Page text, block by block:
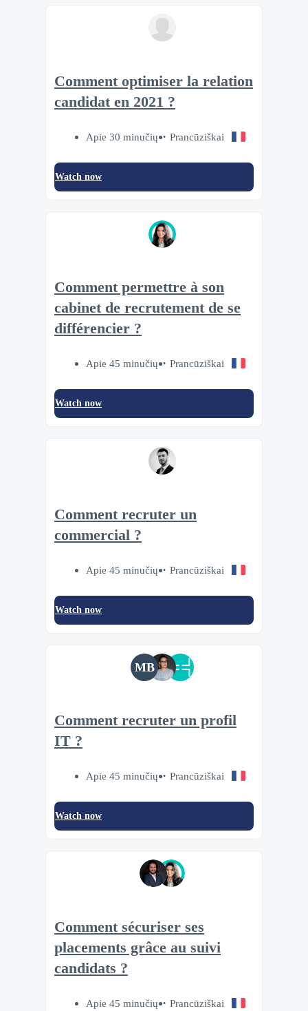
Comment optimiser la relation
candidat en 2021 ?
Apie 30 minučių Prancūziškai
Watch now
Comment permettre à son
cabinet de recrutement de se
différencier ?
Apie 45 minučių Prancūziškai
Watch now
Comment recruter un
commercial ?
Apie 45 minučių Prancūziškai
Watch now
MB
Comment recruter un profil
IT ?
Apie 45 minučių Prancūziškai
Watch now
Comment sécuriser ses
placements grâce au suivi
candidats ?
Apie 45 minučių Prancūziškai